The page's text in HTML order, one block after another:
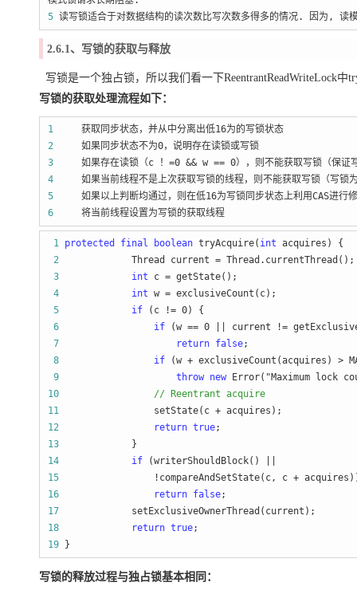
5 读写锁适合于对数据结构的读次数比写次数多得多的情况. 因为,
2.6.1、写锁的获取与释放
写锁是一个独占锁，所以我们看一下ReentrantReadWriteLock中
写锁的获取处理流程如下：
1
2
3
     如果存在读锁（c ！=0 && w == 0
4
5
6
     将当前线程设置为写锁的获取线程
1 protected final boolean tryAcquire( int
2
             Thread current =
3
int c =
4
int w =
5
if (c != 0
6
if (w == 0 || current !=
7
return false
8
if (w + exclusiveCount(acquires) >
9
throw new Error("Maximum lock
10
// Reentrant acquire
11
                 setState(c +
12
return true
13
14
if
15
                 !compareAndSetState(c, c +
16
return false
17
18
return true
19 }
写锁的释放过程与独占锁基本相同：